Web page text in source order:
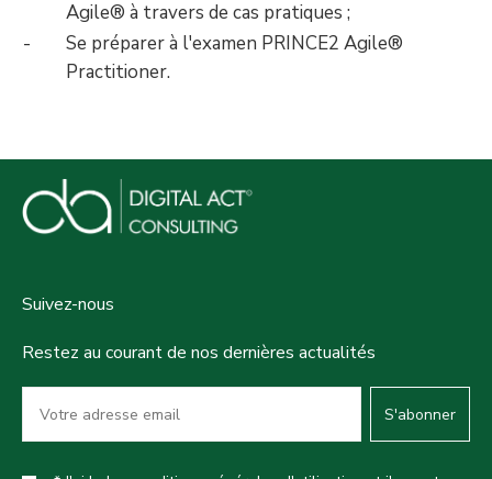
Agile® à travers de cas pratiques ;
Se préparer à l'examen PRINCE2 Agile®
Practitioner.
Suivez-nous
Restez au courant de nos dernières actualités
S'abonner